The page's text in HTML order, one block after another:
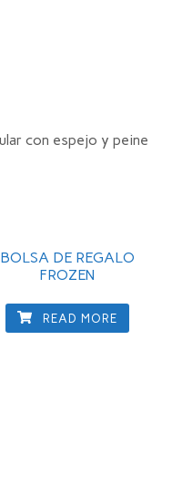
con espejo y peine
BOLSA DE REGALO
FROZEN
READ MORE